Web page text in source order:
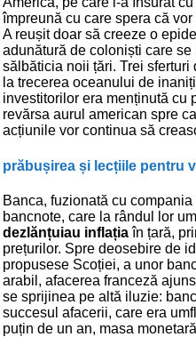
împreună cu care spera că
A reușit doar să creeze o
adunătură de coloniști care
sălbăticia noii țări. Trei
la trecerea oceanului de
investitorilor era menținută cu
revărsa aurul american spre
acțiunile vor continua să
prăbușirea și lecțiile pentru
Banca, fuzionată cu
bancnote, care la rândul lor
dezlănțuiau inflațiaîn țară,
prețurilor. Spre deosebire de
propusese Scoției, a unor
arabil, afacerea franceză
se sprijinea pe altă iluzie:
succesul afacerii, care era
puțin de un an, masa